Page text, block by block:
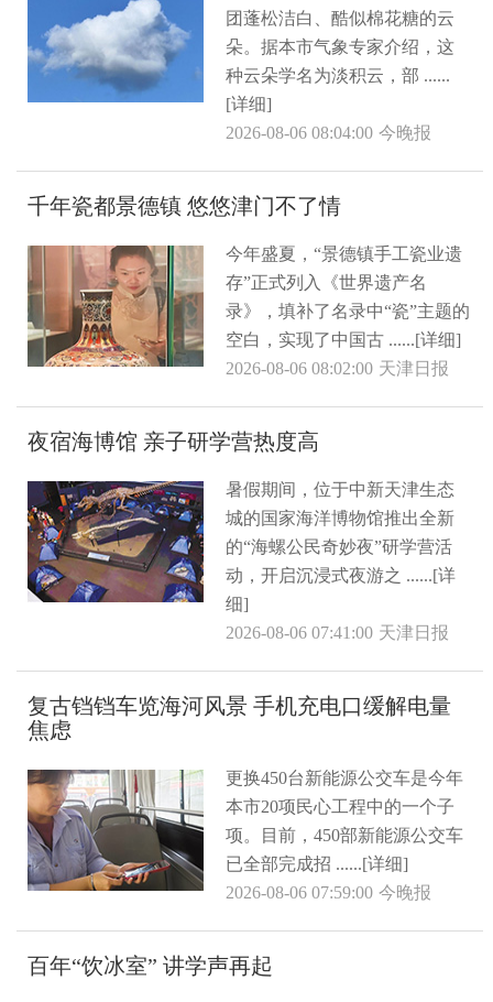
团蓬松洁白、酷似棉花糖的云
朵。据本市气象专家介绍，这
种云朵学名为淡积云，部 ......
[详细]
2026-08-06 08:04:00 今晚报
千年瓷都景德镇 悠悠津门不了情
今年盛夏，“景德镇手工瓷业遗
存”正式列入《世界遗产名
录》，填补了名录中“瓷”主题的
空白，实现了中国古 ......[详细]
2026-08-06 08:02:00 天津日报
夜宿海博馆 亲子研学营热度高
暑假期间，位于中新天津生态
城的国家海洋博物馆推出全新
的“海螺公民奇妙夜”研学营活
动，开启沉浸式夜游之 ......[详
细]
2026-08-06 07:41:00 天津日报
复古铛铛车览海河风景 手机充电口缓解电量
焦虑
更换450台新能源公交车是今年
本市20项民心工程中的一个子
项。目前，450部新能源公交车
已全部完成招 ......[详细]
2026-08-06 07:59:00 今晚报
百年“饮冰室” 讲学声再起